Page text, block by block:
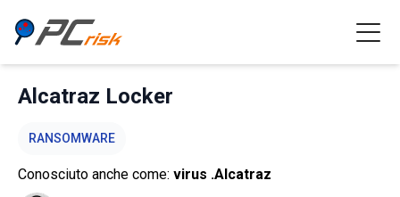
Alcatraz Locker
RANSOMWARE
Conosciuto anche come: virus .Alcatraz